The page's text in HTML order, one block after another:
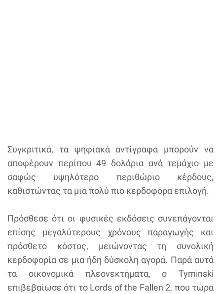
Συγκριτικά, τα ψηφιακά αντίγραφα μπορούν να
αποφέρουν περίπου 49 δολάρια ανά τεμάχιο με
σαφώς υψηλότερο περιθώριο κέρδους,
καθιστώντας τα μια πολύ πιο κερδοφόρα επιλογή.
Πρόσθεσε ότι οι φυσικές εκδόσεις συνεπάγονται
επίσης μεγαλύτερους χρόνους παραγωγής και
πρόσθετο κόστος, μειώνοντας τη συνολική
κερδοφορία σε μια ήδη δύσκολη αγορά. Παρά αυτά
τα οικονομικά πλεονεκτήματα, ο Tyminski
επιβεβαίωσε ότι το Lords of the Fallen 2, που τώρα